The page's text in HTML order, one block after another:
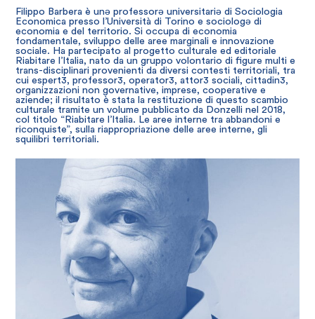
Filippo Barbera è unə professorə universitariə di Sociologia
Economica presso l’Università di Torino e sociologə di
economia e del territorio. Si occupa di economia
fondamentale, sviluppo delle aree marginali e innovazione
sociale. Ha partecipato al progetto culturale ed editoriale
Riabitare l’Italia, nato da un gruppo volontario di figure multi e
trans-disciplinari provenienti da diversi contesti territoriali, tra
cui espert3, professor3, operator3, attor3 sociali, cittadin3,
organizzazioni non governative, imprese, cooperative e
aziende; il risultato è stata la restituzione di questo scambio
culturale tramite un volume pubblicato da Donzelli nel 2018,
col titolo “Riabitare l’Italia. Le aree interne tra abbandoni e
riconquiste”, sulla riappropriazione delle aree interne, gli
squilibri territoriali.